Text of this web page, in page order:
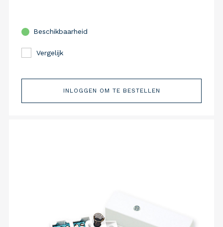
Beschikbaarheid
Vergelijk
INLOGGEN OM TE BESTELLEN